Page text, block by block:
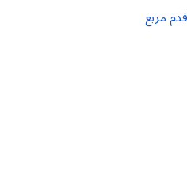
قدم مربع